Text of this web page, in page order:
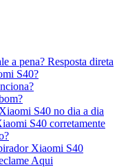
a pena? Resposta direta
S40?
S40 no dia a dia
S40 corretamente
Xiaomi S40
Aqui